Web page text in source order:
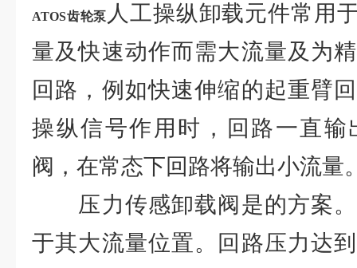
ATOS齿轮泵 人工操纵卸载元件常用
量及快速动作而需大流量及为
回路，例如快速伸缩的起重臂
操纵信号作用时，回路一直输
阀，在常态下回路将输出小流量
压力传感卸载阀是的方案。
于其大流量位置。回路压力达